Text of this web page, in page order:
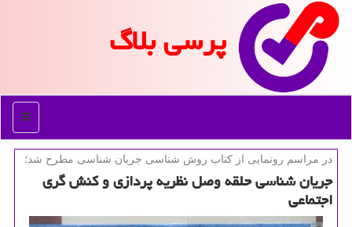
پرسی بلاگ
منو
در مراسم رونمایی از كتاب روش شناسی جریان شناسی مطرح شد؛
جریان شناسی حلقه وصل نظریه پردازی و كنش گری
اجتماعی